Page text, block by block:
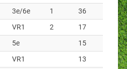
3e/6e 1
36
VR1 2
17
5e
15
VR1
13